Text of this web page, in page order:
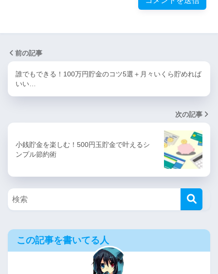
前の記事
誰でもできる！100万円貯金のコツ5選＋月々いくら貯めれば
いい…
次の記事
小銭貯金を楽しむ！500円玉貯金で叶えるシ
ンプル節約術
この記事を書いてる人